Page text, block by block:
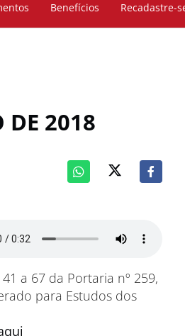
Benefícios Recadastre-
DE 2018
41 a 67 da Portaria nº 259,
para Estudos dos